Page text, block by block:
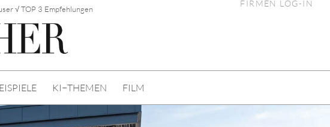
√ TOP 3 Empfehlungen
FIRMEN LOG-IN
KI−THEMEN FILM